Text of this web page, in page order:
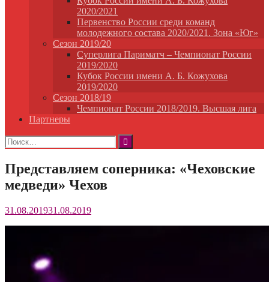
2020/2021
Первенство России среди команд
молодежного состава 2020/2021. Зона «Юг»
Сезон 2019/20
Суперлига Париматч – Чемпионат России
2019/2020
Кубок России имени А. Б. Кожухова
2019/2020
Сезон 2018/19
Чемпионат России 2018/2019. Высшая лига
Партнеры
Найти:
Представляем соперника: «Чеховские
медведи» Чехов
31.08.201931.08.2019